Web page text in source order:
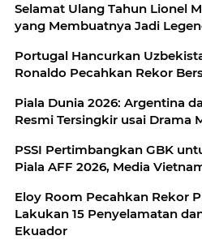
Selamat Ulang Tahun Lionel
yang Membuatnya Jadi
Portugal Hancurkan
Ronaldo Pecahkan Rekor
Piala Dunia 2026: Argentina
Resmi Tersingkir usai Drama
PSSI Pertimbangkan GBK
Piala AFF 2026, Media
Eloy Room Pecahkan Rekor
Lakukan 15 Penyelamatan
Ekuador